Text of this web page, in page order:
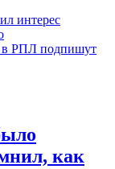
интерес
в РПЛ подпишут
как